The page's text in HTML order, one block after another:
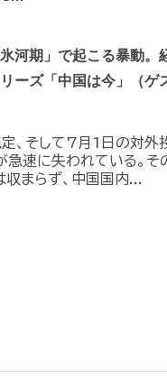
河期」で起こる暴動
ーズ「中国は今」（ゲ
、そして7月1日の対外
急速に失われている。
収まらず、中国国内...